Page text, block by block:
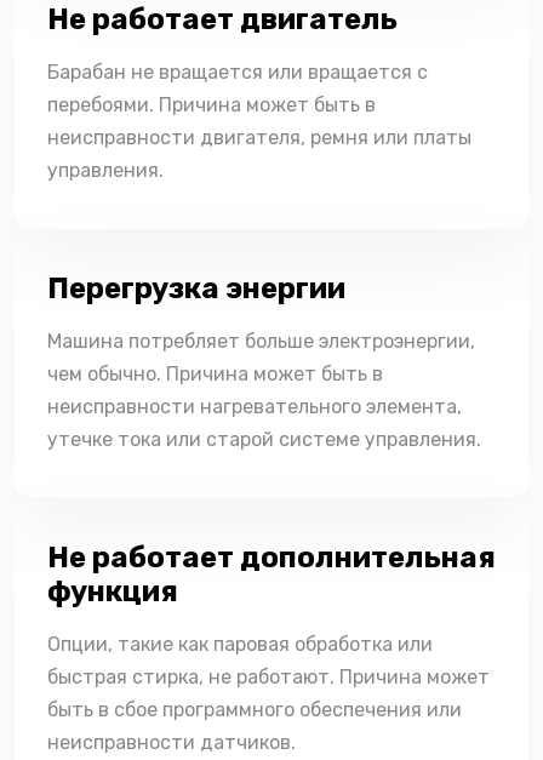
Не работает двигатель
Барабан не вращается или вращается с
перебоями. Причина может быть в
неисправности двигателя, ремня или платы
управления.
Перегрузка энергии
Машина потребляет больше электроэнергии,
чем обычно. Причина может быть в
неисправности нагревательного элемента,
утечке тока или старой системе управления.
Не работает дополнительная
функция
Опции, такие как паровая обработка или
быстрая стирка, не работают. Причина может
быть в сбое программного обеспечения или
неисправности датчиков.